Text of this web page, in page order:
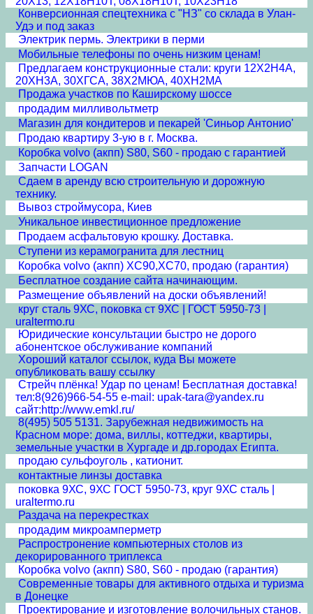
Конверсионная спецтехника с "НЗ" со склада в Улан-
Удэ и под заказ
Электрик пермь. Электрики в перми
Мобильные телефоны по очень низким ценам!
Предлагаем конструкционные стали: круги 12Х2Н4А,
20ХН3А, 30ХГСА, 38Х2МЮА, 40ХН2МА
Продажа участков по Каширскому шоссе
продадим милливольтметр
Магазин для кондитеров и пекарей 'Синьор Антонио'
Продаю квартиру 3-ую в г. Москва.
Коробка volvo (акпп) S80, S60 - продаю с гарантией
Запчасти LOGAN
Сдаем в аренду всю строительную и дорожную
технику.
Вывоз строймусора, Киев
Уникальное инвестиционное предложение
Продаем асфальтовую крошку. Доставка.
Ступени из керамогранита для лестниц
Коробка volvo (акпп) XC90,XC70, продаю (гарантия)
Бесплатное создание сайта начинающим.
Размещение объявлений на доски объявлений!
круг сталь 9ХС, поковка ст 9ХС | ГОСТ 5950-73 |
uraltermo.ru
Юридические консультации быстро не дорого
абонентское обслуживание компаний
Хороший каталог ссылок, куда Вы можете
опубликовать вашу ссылку
Стрейч плёнка! Удар по ценам! Бесплатная доставка!
тел:8(926)966-54-55 e-mail: upak-tara@yandex.ru
сайт:http://www.emkl.ru/
8(495) 505 5131. Зарубежная недвижимость на
Красном море: дома, виллы, коттеджи, квартиры,
земельные участки в Хургаде и др.городах Египта.
продаю сульфоуголь , катионит.
контактные линзы доставка
поковка 9ХС, 9ХС ГОСТ 5950-73, круг 9ХС сталь |
uraltermo.ru
Раздача на перекрестках
продадим микроамперметр
Распростронение компьютерных столов из
декорированного триплекса
Коробка volvo (акпп) S80, S60 - продаю (гарантия)
Современные товары для активного отдыха и туризма
в Донецке
Проектирование и изготовление волочильных станов.